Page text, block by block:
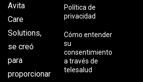
Avita
Care
Solutions,
se creó
para
proporcionar
Política de
privacidad
Cómo entender
su
consentimiento
a través de
telesalud